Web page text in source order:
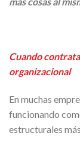
Cuando
organizacional
En muchas
funcionando
estructurales